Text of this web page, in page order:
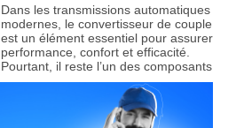
Dans les transmissions automatiques
modernes, le convertisseur de couple
est un élément essentiel pour assurer
performance, confort et efficacité.
Pourtant, il reste l’un des composants